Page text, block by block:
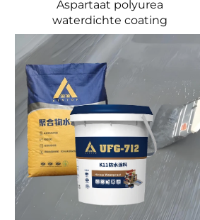
Aspartaat polyurea
waterdichte coating